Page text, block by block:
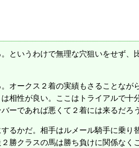
というわけで無理な穴狙いをせず、
オークス２着の実績もさることなが
相性が良い。ここはトライアルで十
ーであれば悪くて２着には来るだろう
るかだ。相手はルメール騎手に乗り
勝クラスの馬は勝ち負けに関係なく